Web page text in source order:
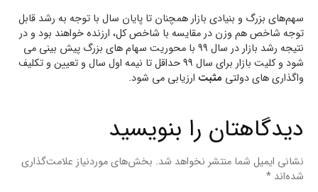
سهم‌های بزرگ و بنیادی بازار همچنان تا پایان سال با توجه به رشد قابل
توجه شاخص هم وزن در مقایسه با شاخص کل، ارزنده خواهند بود و در
نتیجه رشد بازار در سال 99 با محوریت سهام های بزرگ پیش بینی می
شود و کلیت بازار برای سال 99 حداقل تا نیمه اول سال و تعیین و تکلیف
واگذاری های دولتی مثبت ارزیابی می شود.
دیدگاهتان را بنویسید
نشانی ایمیل شما منتشر نخواهد شد. بخش‌های موردنیاز علامت‌گذاری
شده‌اند *